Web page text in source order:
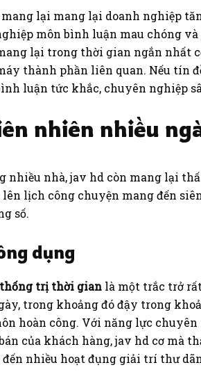
lại mang lại doanh nghiệp
môn bình luận mau chóng
lại trong thời gian ngắn
thành phần liên quan. Nếu tín
luận tức khắc, chuyên nghiệp
nhiên nhiều
nhiều nhà, jav hd còn mang lại
lịch công chuyện mang đến
số.
dụng
thống trị thời gian là một trắc trở
trong khoảng đó đậy trong
hoàn công. Với năng lực
của khách hàng, jav hd cơ
nhiều hoạt đụng giải trí thư